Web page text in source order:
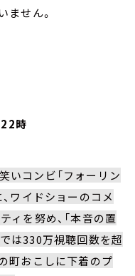
ません。
時
いコンビ「フォーリン
ワイドショーのコメ
ィを努め、「本音の置
は330万視聴回数を超
町おこしに下着のプ